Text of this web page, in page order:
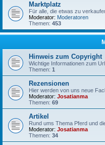
Marktplatz
Für alle, die etwas zu
Moderator: Moderatoren
Themen: 453
Hinweis zum Copyright
Wichtige Informationen zum
Themen: 1
Rezensionen
Hier werden von uns neue
Moderator: Josatianma
Themen: 69
Artikel
Rund ums Thema Pferd und
Moderator: Josatianma
Themen: 34